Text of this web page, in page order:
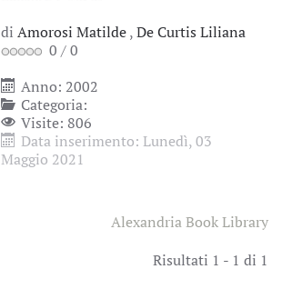
di Amorosi Matilde,De Curtis Liliana
0 /0
Anno: 2002
Categoria:
Visite: 806
Data inserimento: Lunedì, 03
Maggio 2021
Alexandria Book Library
Risultati 1 - 1 di 1